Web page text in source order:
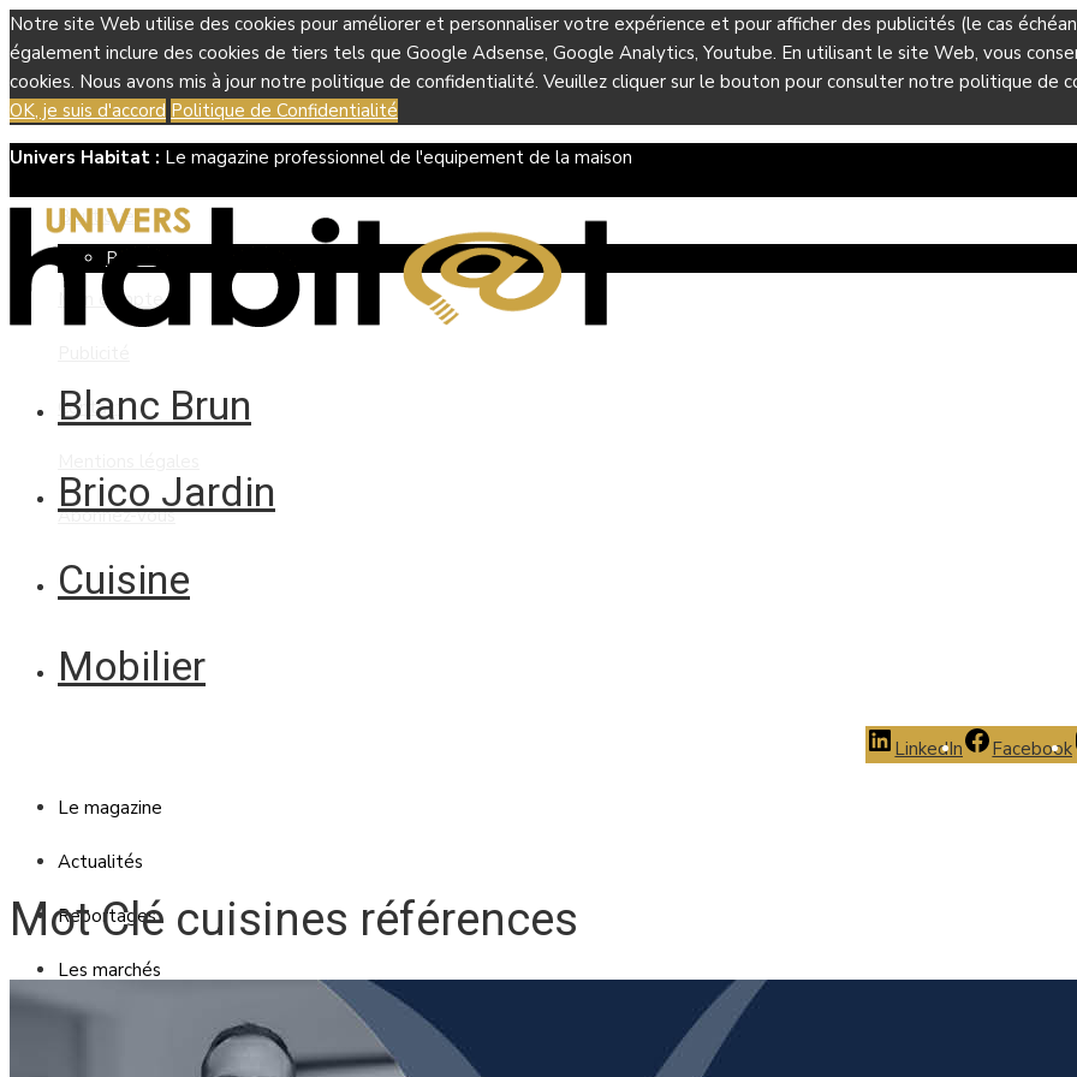
Notre site Web utilise des cookies pour améliorer et personnaliser votre expérience et pour afficher des publicités (le cas
également inclure des cookies de tiers tels que Google Adsense, Google Analytics, Youtube. En utilisant le site Web, vous
cookies. Nous avons mis à jour notre politique de confidentialité. Veuillez cliquer sur le bouton pour consulter notre politique de
OK, je suis d'accord Politique de Confidentialité
Univers Habitat : Le magazine professionnel de l'equipement de la maison
Boutique
Panier
Mon compte
Contact
Abonnez-vous
Blanc Brun
Brico Jardin
Cuisine
Mobilier
LinkedIn Facebook
Le magazine
Actualités
Reportages
Les marchés
Mot Clé cuisines références